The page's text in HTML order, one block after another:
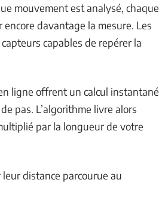
mouvement est analysé, chaque
davantage la mesure. Les
capables de repérer la
ligne offrent un calcul instantané
pas. L’algorithme livre alors
par la longueur de votre
distance parcourue au